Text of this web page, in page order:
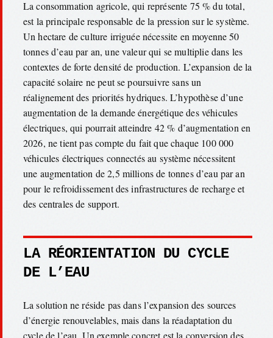
La consommation agricole, qui représente 75 % du total,
est la principale responsable de la pression sur le système.
Un hectare de culture irriguée nécessite en moyenne 50
tonnes d’eau par an, une valeur qui se multiplie dans les
contextes de forte densité de production. L’expansion de la
capacité solaire ne peut se poursuivre sans un
réalignement des priorités hydriques. L’hypothèse d’une
augmentation de la demande énergétique des véhicules
électriques, qui pourrait atteindre 42 % d’augmentation en
2026, ne tient pas compte du fait que chaque 100 000
véhicules électriques connectés au système nécessitent
une augmentation de 2,5 millions de tonnes d’eau par an
pour le refroidissement des infrastructures de recharge et
des centrales de support.
LA RÉORIENTATION DU CYCLE
DE L’EAU
La solution ne réside pas dans l’expansion des sources
d’énergie renouvelables, mais dans la réadaptation du
cycle de l’eau. Un exemple concret est la conversion des